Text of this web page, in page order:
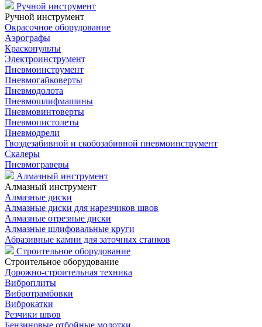
Ручной инструмент
Ручной инструмент
Окрасочное оборудование
Аэрографы
Краскопульты
Электроинструмент
Пневмоинструмент
Пневмогайковерты
Пневмодолота
Пневмошлифмашины
Пневмовинтоверты
Пневмопистолеты
Пневмодрели
Гвоздезабивной и скобозабивной пневмоинструмент
Скалеры
Пневмограверы
Алмазный инструмент
Алмазный инструмент
Алмазные диски
Алмазные диски для нарезчиков швов
Алмазные отрезные диски
Алмазные шлифовальные круги
Абразивные камни для заточных станков
Строительное оборудование
Строительное оборудование
Дорожно-строительная техника
Виброплиты
Вибротрамбовки
Виброкатки
Резчики швов
Бензиновые отбойные молотки